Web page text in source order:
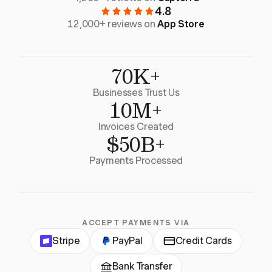
4.8
12,000+ reviews onApp Store
70K+
Businesses Trust Us
10M+
Invoices Created
$50B+
Payments Processed
ACCEPT PAYMENTS VIA
Stripe PayPal Credit Cards
Bank Transfer